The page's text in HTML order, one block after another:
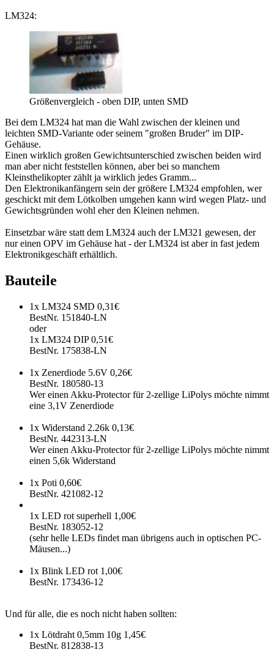
LM324:
Größenvergleich - oben DIP, unten SMD
Bei dem LM324 hat man die Wahl zwischen der kleinen und
leichten SMD-Variante oder seinem "großen Bruder" im DIP-
Gehäuse.
Einen wirklich großen Gewichtsunterschied zwischen beiden wird
man aber nicht feststellen können, aber bei so manchem
Kleinsthelikopter zählt ja wirklich jedes Gramm...
Den Elektronikanfängern sein der größere LM324 empfohlen, wer
geschickt mit dem Lötkolben umgehen kann wird wegen Platz- und
Gewichtsgründen wohl eher den Kleinen nehmen.
Einsetzbar wäre statt dem LM324 auch der LM321 gewesen, der
nur einen OPV im Gehäuse hat - der LM324 ist aber in fast jedem
Elektronikgeschäft erhältlich.
Bauteile
1x LM324 SMD 0,31€
BestNr. 151840-LN
oder
1x LM324 DIP 0,51€
BestNr. 175838-LN
1x Zenerdiode 5.6V 0,26€
BestNr. 180580-13
Wer einen Akku-Protector für 2-zellige LiPolys möchte nimmt
eine 3,1V Zenerdiode
1x Widerstand 2.26k 0,13€
BestNr. 442313-LN
Wer einen Akku-Protector für 2-zellige LiPolys möchte nimmt
einen 5,6k Widerstand
1x Poti 0,60€
BestNr. 421082-12
1x LED rot superhell 1,00€
BestNr. 183052-12
(sehr helle LEDs findet man übrigens auch in optischen PC-
Mäusen...)
1x Blink LED rot 1,00€
BestNr. 173436-12
Und für alle, die es noch nicht haben sollten:
1x Lötdraht 0,5mm 10g 1,45€
BestNr. 812838-13